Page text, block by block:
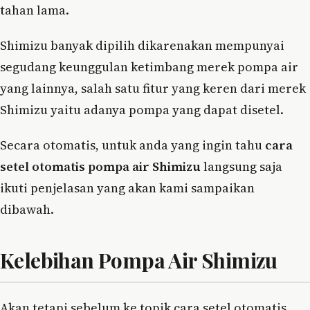
tahan lama.
Shimizu banyak dipilih dikarenakan mempunyai
segudang keunggulan ketimbang merek pompa air
yang lainnya, salah satu fitur yang keren dari merek
Shimizu yaitu adanya pompa yang dapat disetel.
Secara otomatis, untuk anda yang ingin tahu cara
setel otomatis pompa air Shimizulangsung saja
ikuti penjelasan yang akan kami sampaikan
dibawah.
Kelebihan Pompa Air Shimizu